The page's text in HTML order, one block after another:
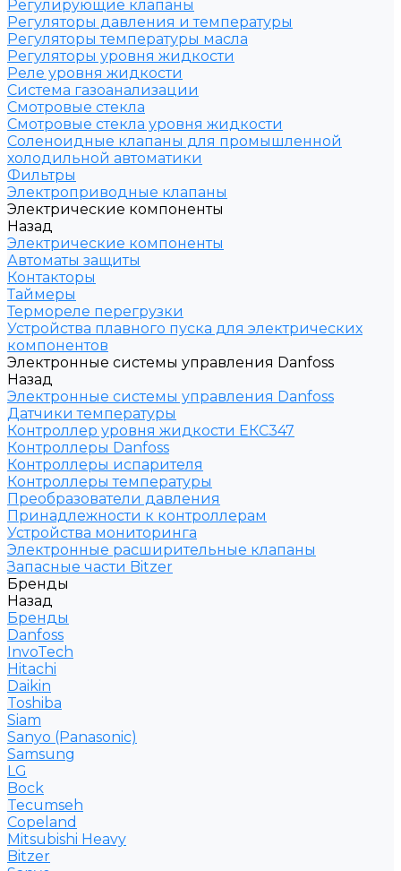
Регулирующие клапаны
Регуляторы давления и температуры
Регуляторы температуры масла
Регуляторы уровня жидкости
Реле уровня жидкости
Система газоанализации
Смотровые стекла
Смотровые стекла уровня жидкости
Соленоидные клапаны для промышленной
холодильной автоматики
Фильтры
Электроприводные клапаны
Электрические компоненты
Назад
Электрические компоненты
Автоматы защиты
Контакторы
Таймеры
Термореле перегрузки
Устройства плавного пуска для электрических
компонентов
Электронные системы управления Danfoss
Назад
Электронные системы управления Danfoss
Датчики температуры
Контроллер уровня жидкости ЕКС347
Контроллеры Danfoss
Контроллеры испарителя
Контроллеры температуры
Преобразователи давления
Принадлежности к контроллерам
Устройства мониторинга
Электронные расширительные клапаны
Запасные части Bitzer
Бренды
Назад
Бренды
Danfoss
InvoTech
Hitachi
Daikin
Toshiba
Siam
Sanyo (Panasonic)
Samsung
LG
Bock
Tecumseh
Copeland
Mitsubishi Heavy
Bitzer